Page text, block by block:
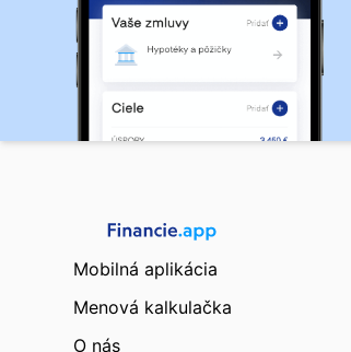
Mobilná aplikácia
Menová kalkulačka
O nás